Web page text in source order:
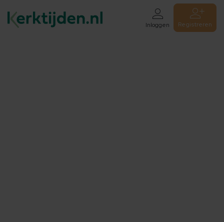
Inloggen Registreren